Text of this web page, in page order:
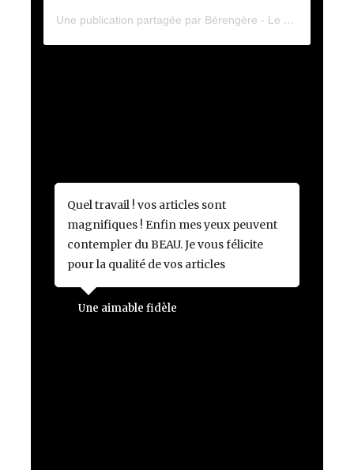
Une publication partagée par Bérengère - Le Thé des dames (@berengeredemonbois)
Quel travail ! vos articles sont
magnifiques ! Enfin mes yeux peuvent
contempler du BEAU. Je vous félicite
pour la qualité de vos articles
Une aimable fidèle